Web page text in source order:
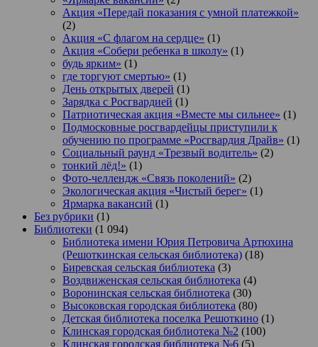
Акция «Передай показания с умной платежкой»
(2)
Акция «С флагом на сердце» (1)
Акция «Собери ребенка в школу» (1)
будь ярким» (1)
где торгуют смертью» (1)
День открытых дверей (1)
Зарядка с Росгвардией (1)
Патриотическая акция «Вместе мы сильнее» (1)
Подмосковные росгвардейцы приступили к
обучению по программе «Росгвардия Драйв» (1)
Социальный раунд «Трезвый водитель» (2)
тонкий лёд!» (1)
Фото-челлендж «Связь поколений» (2)
Экологическая акция «Чистый берег» (1)
Ярмарка вакансий (1)
Без рубрики (1)
Библиотеки (1 094)
Библиотека имени Юрия Петровича Артюхина
(Решоткинская сельская библиотека) (18)
Биревская сельская библиотека (3)
Воздвиженская сельская библиотека (4)
Воронинская сельская библиотека (30)
Высоковская городская библиотека (80)
Детская библиотека поселка Решоткино (1)
Клинская городская библиотека №2 (100)
Клинская городская библиотека №6 (5)